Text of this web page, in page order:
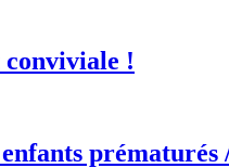
conviviale !